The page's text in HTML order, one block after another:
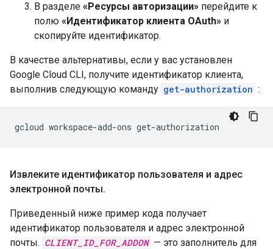
В разделе «Ресурсы авторизации» перейдите к
полю «Идентификатор клиента OAuth» и
скопируйте идентификатор.
В качестве альтернативы, если у вас установлен
Google Cloud CLI, получите идентификатор клиента,
выполнив следующую команду get-authorization :
gcloud workspace-add-ons
Извлеките идентификатор пользователя и адрес
электронной почты.
Приведенный ниже пример кода получает
идентификатор пользователя и адрес электронной
почты. CLIENT_ID_FOR_ADDON — это заполнитель для